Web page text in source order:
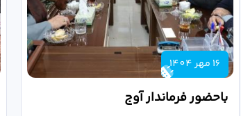
16 مهر 1404
باحضور فرماندار آوج